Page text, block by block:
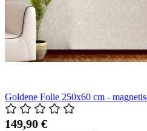
Goldene Folie 250x60 cm -
149,90 €